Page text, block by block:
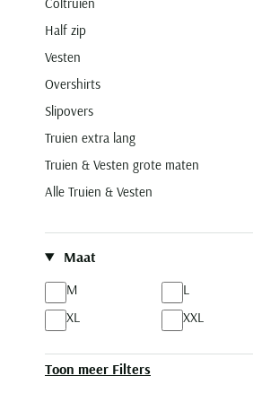
Half zip
Vesten
Overshirts
Slipovers
Truien extra lang
Truien & Vesten grote maten
Alle Truien & Vesten
Maat
M
L
XL
XXL
Toon meer Filters